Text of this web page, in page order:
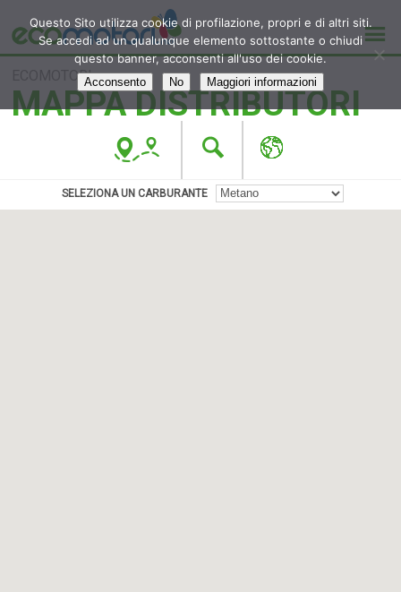
ECOMOTORI
MAPPA DISTRIBUTORI
Questo Sito utilizza cookie di profilazione, propri e di altri siti.
Se accedi ad un qualunque elemento sottostante o chiudi
questo banner, acconsenti all'uso dei cookie.
Acconsento No Maggiori informazioni